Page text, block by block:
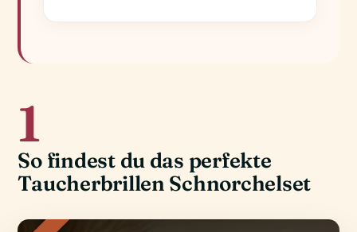
1
So findest du das perfekte
Taucherbrillen Schnorchelset